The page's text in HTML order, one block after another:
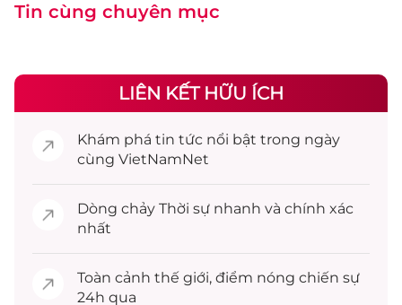
Tin cùng chuyên mục
LIÊN KẾT HỮU ÍCH
Khám phá tin tức nổi bật trong ngày
cùng VietNamNet
Dòng chảy Thời sự nhanh và chính xác
nhất
Toàn cảnh thế giới, điểm nóng chiến sự
24h qua